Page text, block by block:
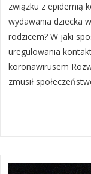
związku z epidemią
wydawania dziecka
rodzicem? W jaki
uregulowania
koronawirusem
zmusił